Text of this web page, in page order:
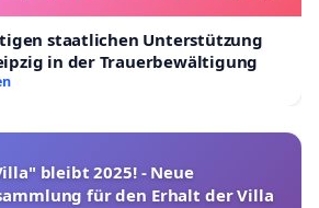
staatlichen Unterstützung
in der Trauerbewältigung
bleibt 2025! - Neue
für den Erhalt der Villa